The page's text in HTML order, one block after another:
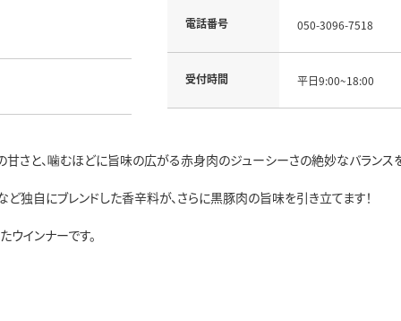
電話番号 050-3096-7518
受付時間 平日9:00~18:00
と、噛むほどに旨味の広がる赤身肉のジューシーさの絶妙なバランスを
独自にブレンドした香辛料が、さらに黒豚肉の旨味を引き立てます！
インナーです。